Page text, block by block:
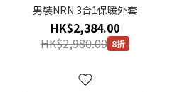
男裝NRN 3合1保暖外套
HK$2,384.00
HK$2,980.00 8折